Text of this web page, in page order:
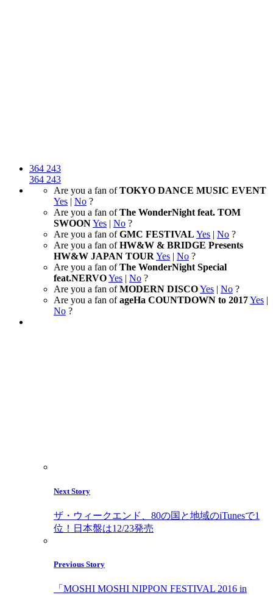
364 243
364 243
Are you a fan ofTOKYO DANCE MUSIC EVENT
Yes | No ?
Are you a fan ofThe WonderNight feat. TOM
SWOONYes | No ?
Are you a fan ofGMC FESTIVAL Yes | No ?
Are you a fan ofHW&W & BRIDGE Presents
HW&W JAPAN TOUR Yes | No ?
Are you a fan ofThe WonderNight Special
feat.NERVOYes | No ?
Are you a fan ofMODERN DISCOYes | No ?
Are you a fan ofageHa COUNTDOWN to 2017Yes |
No ?
Next Story
ザ・ウィークエンド、80の国と地域のiTunesで1
位！日本盤は12/23発売
Previous Story
「MOSHI MOSHI NIPPON FESTIVAL 2016 in